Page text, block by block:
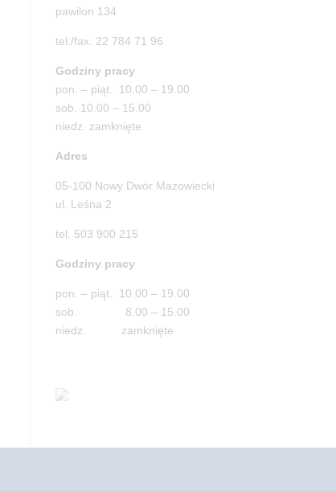
pawilon 134
tel./fax. 22 784 71 96
Godziny pracy
pon. – piąt. 10.00 – 19.00
sob. 10.00 – 15.00
niedz. zamknięte
Adres
05-100 Nowy Dwór Mazowiecki
ul. Leśna 2
tel. 503 900 215
Godziny pracy
pon. – piąt. 10.00 – 19.00
sob. 8.00 – 15.00
niedz. zamknięte